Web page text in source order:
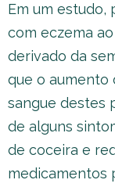
Em um estudo,
com eczema
derivado da
que o aumento
sangue destes
de alguns
de coceira e
medicamentos